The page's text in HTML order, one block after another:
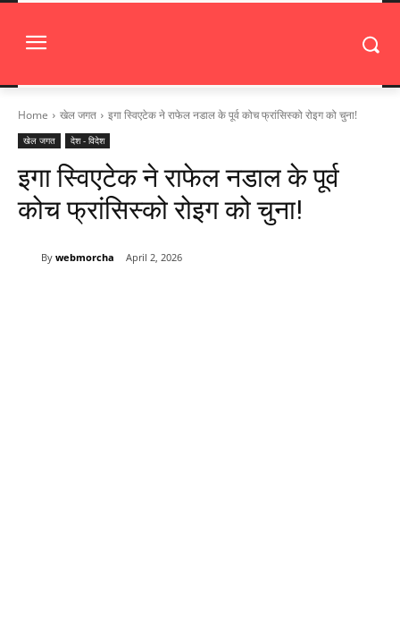
Home खेल जगत इगा स्विएटेक ने राफेल नडाल के पूर्व कोच फ्रांसिस्को रोइग को चुना!
खेल जगत देश - विदेश
इगा स्विएटेक ने राफेल नडाल के पूर्व
कोच फ्रांसिस्को रोइग को चुना!
By webmorcha April 2, 2026